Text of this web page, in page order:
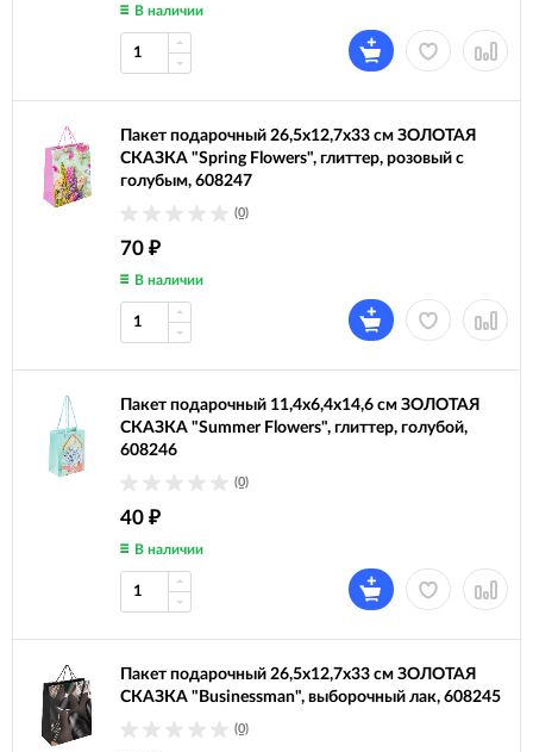
В наличии
Пакет подарочный 26,5x12,7x33 см ЗОЛОТАЯ
СКАЗКА "Spring Flowers", глиттер, розовый с
голубым, 608247
(0)
70 ₽
В наличии
Пакет подарочный 11,4x6,4x14,6 см ЗОЛОТАЯ
СКАЗКА "Summer Flowers", глиттер, голубой,
608246
(0)
40 ₽
В наличии
Пакет подарочный 26,5x12,7x33 см ЗОЛОТАЯ
СКАЗКА "Businessman", выборочный лак, 608245
(0)